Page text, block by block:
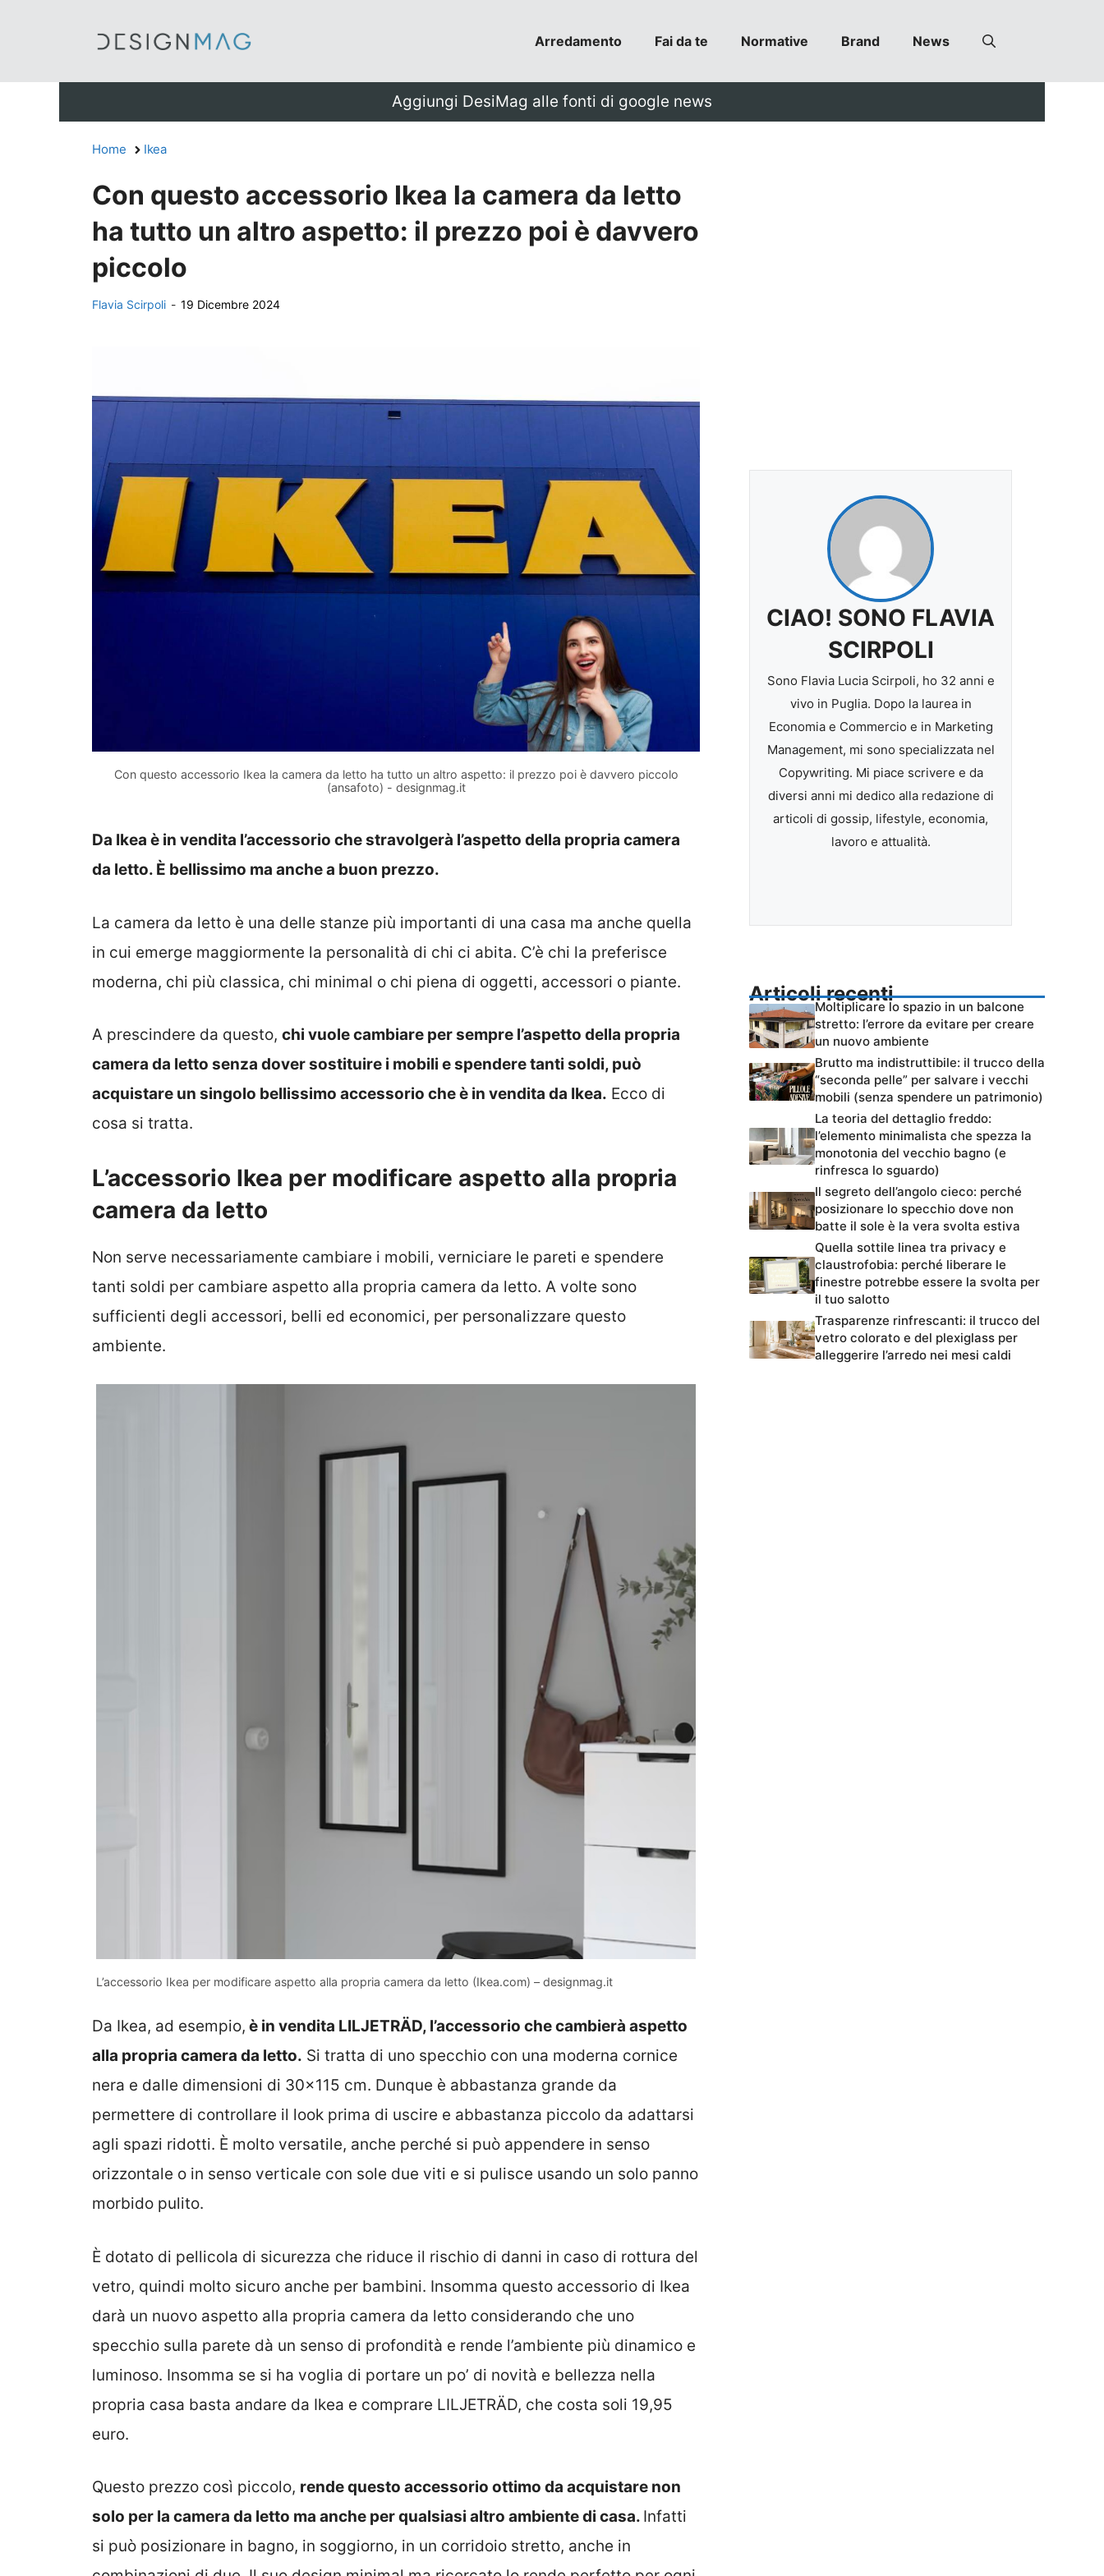
Arredamento Fai da te Normative Brand News
Aggiungi DesiMag alle fonti di google news
Home Ikea
Con questo accessorio Ikea la camera da letto
ha tutto un altro aspetto: il prezzo poi è davvero
piccolo
Flavia Scirpoli - 19 Dicembre 2024
Con questo accessorio Ikea la camera da letto ha tutto un altro aspetto: il prezzo poi è davvero piccolo
(ansafoto) - designmag.it
Da Ikea è in vendita l’accessorio che stravolgerà l’aspetto della propria camera
da letto. È bellissimo ma anche a buon prezzo.
La camera da letto è una delle stanze più importanti di una casa ma anche quella
in cui emerge maggiormente la personalità di chi ci abita. C’è chi la preferisce
moderna, chi più classica, chi minimal o chi piena di oggetti, accessori o piante.
A prescindere da questo, chi vuole cambiare per sempre l’aspetto della propria
camera da letto senza dover sostituire i mobili e spendere tanti soldi, può
acquistare un singolo bellissimo accessorio che è in vendita da Ikea. Ecco di
cosa si tratta.
L’accessorio Ikea per modificare aspetto alla propria
camera da letto
Non serve necessariamente cambiare i mobili, verniciare le pareti e spendere
tanti soldi per cambiare aspetto alla propria camera da letto. A volte sono
sufficienti degli accessori, belli ed economici, per personalizzare questo
ambiente.
L’accessorio Ikea per modificare aspetto alla propria camera da letto (Ikea.com) – designmag.it
Da Ikea, ad esempio, è in vendita LILJETRÄD, l’accessorio che cambierà aspetto
alla propria camera da letto. Si tratta di uno specchio con una moderna cornice
nera e dalle dimensioni di 30×115 cm. Dunque è abbastanza grande da
permettere di controllare il look prima di uscire e abbastanza piccolo da adattarsi
agli spazi ridotti. È molto versatile, anche perché si può appendere in senso
orizzontale o in senso verticale con sole due viti e si pulisce usando un solo panno
morbido pulito.
È dotato di pellicola di sicurezza che riduce il rischio di danni in caso di rottura del
vetro, quindi molto sicuro anche per bambini. Insomma questo accessorio di Ikea
darà un nuovo aspetto alla propria camera da letto considerando che uno
specchio sulla parete dà un senso di profondità e rende l’ambiente più dinamico e
luminoso. Insomma se si ha voglia di portare un po’ di novità e bellezza nella
propria casa basta andare da Ikea e comprare LILJETRÄD, che costa soli 19,95
euro.
Questo prezzo così piccolo, rende questo accessorio ottimo da acquistare non
solo per la camera da letto ma anche per qualsiasi altro ambiente di casa. Infatti
si può posizionare in bagno, in soggiorno, in un corridoio stretto, anche in
CIAO! SONO FLAVIA
SCIRPOLI
Sono Flavia Lucia Scirpoli, ho 32 anni e
vivo in Puglia. Dopo la laurea in
Economia e Commercio e in Marketing
Management, mi sono specializzata nel
Copywriting. Mi piace scrivere e da
diversi anni mi dedico alla redazione di
articoli di gossip, lifestyle, economia,
lavoro e attualità.
Articoli recenti
Moltiplicare lo spazio in un balcone
stretto: l’errore da evitare per creare
un nuovo ambiente
Brutto ma indistruttibile: il trucco della
“seconda pelle” per salvare i vecchi
mobili (senza spendere un patrimonio)
La teoria del dettaglio freddo:
l’elemento minimalista che spezza la
monotonia del vecchio bagno (e
rinfresca lo sguardo)
Il segreto dell’angolo cieco: perché
posizionare lo specchio dove non
batte il sole è la vera svolta estiva
Quella sottile linea tra privacy e
claustrofobia: perché liberare le
finestre potrebbe essere la svolta per
il tuo salotto
Trasparenze rinfrescanti: il trucco del
vetro colorato e del plexiglass per
alleggerire l’arredo nei mesi caldi